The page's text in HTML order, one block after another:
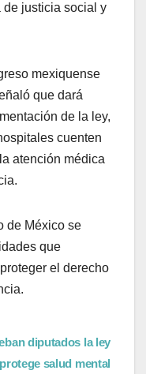
de justicia social y
mexiquense
que dará
de la ley,
cuenten
atención médica
de México se
que
el derecho
diputados la ley
salud mental